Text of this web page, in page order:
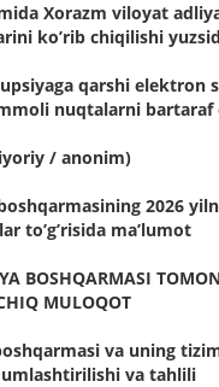
Xorazm viloyat
ko’rib chiqilishi
qarshi elektron
nuqtalarni bartaraf
/ anonim)
2026
toʼgʼrisida maʼlumot
BOSHQARMASI
MULOQOT
va uning
va tahlili